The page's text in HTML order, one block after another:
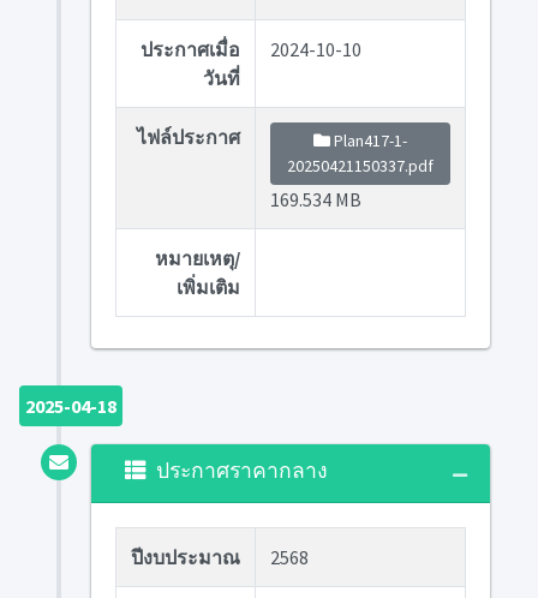
ประกาศเมื่อ
วันที่
2024-10-10
ไฟล์ประกาศ
Plan417-1-
20250421150337.pdf
169.534 MB
หมายเหตุ/
เพิ่มเติม
2025-04-18
ประกาศราคากลาง
ปีงบประมาณ 2568